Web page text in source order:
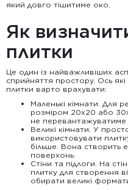
який довго тішитиме око.
Як
плитки
Це один із найважливіших
сприйняття простору. Ось
плитки варто врахувати:
Маленькі кімнати. Для
розміром 20х20 або
не перевантажуватиме
Великі кімнати. У
використовувати
більше. Вона створить
поверхонь.
Стіни та підлоги. На
плитку для створення
обирати великі